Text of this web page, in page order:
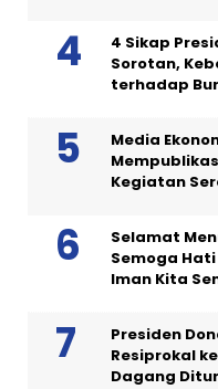
4 Sikap
Sorotan,
terhadap
Media
Kegiatan
Selamat
Semoga
Iman Kita
Presiden
Resiprokal
Dagang